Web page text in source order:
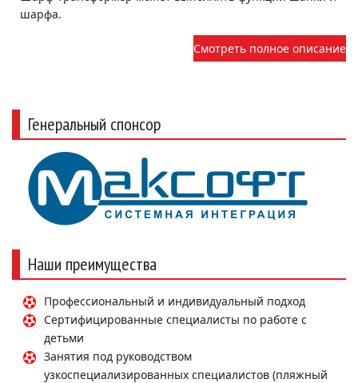
шарфа.
Смотреть полное описание
Генеральный спонсор
Наши преимущества
Профессиональный и индивидуальный подход
Сертифицированные специалисты по работе с
детьми
Занятия под руководством
узкоспециализированных специалистов (пляжный